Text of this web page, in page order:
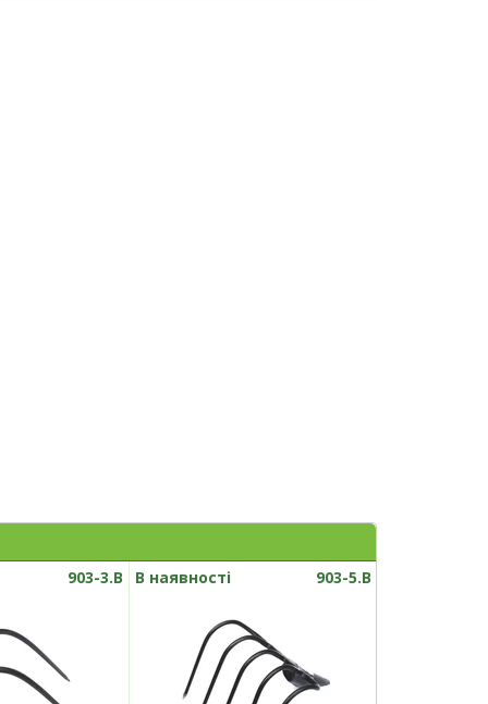
903-3.B В наявності 903-5.B